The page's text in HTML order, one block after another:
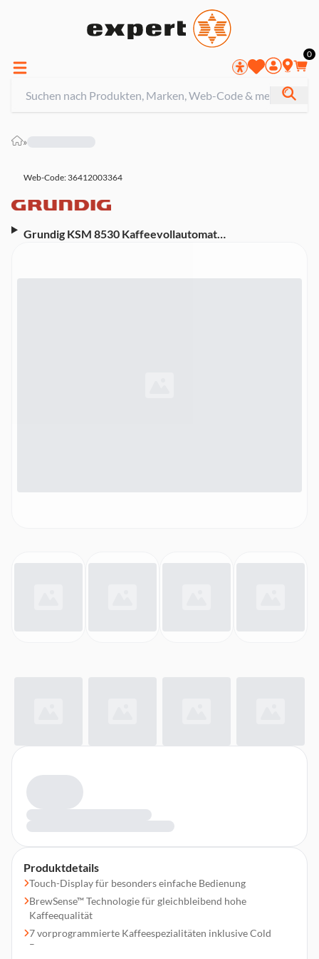
0
»
Web-Code: 36412003364
Grundig KSM 8530 Kaffeevollautomat
Produktdetails
Touch-Display für besonders einfache Bedienung
BrewSense™ Technologie für gleichbleibend hohe
Kaffeequalität
7 vorprogrammierte Kaffeespezialitäten inklusive Cold
Brew